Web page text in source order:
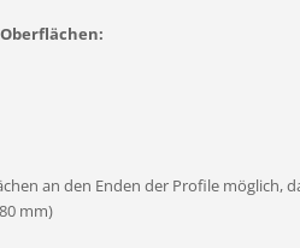
an den Enden der Profile möglich,
mm)